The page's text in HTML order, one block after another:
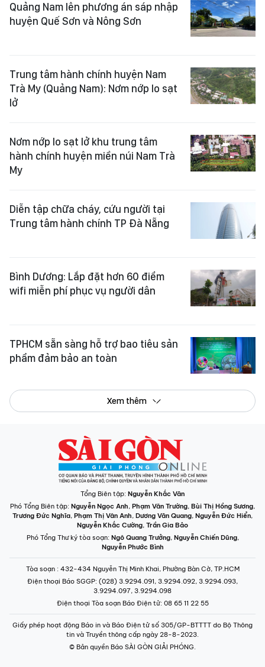
Quảng Nam lên phương án sáp nhập
huyện Quế Sơn và Nông Sơn
Trung tâm hành chính huyện Nam
Trà My (Quảng Nam): Nơm nớp lo sạt
lở
Nơm nớp lo sạt lở khu trung tâm
hành chính huyện miền núi Nam Trà
My
Diễn tập chữa cháy, cứu người tại
Trung tâm hành chính TP Đà Nẵng
Bình Dương: Lắp đặt hơn 60 điểm
wifi miễn phí phục vụ người dân
TPHCM sẵn sàng hỗ trợ bao tiêu sản
phẩm đảm bảo an toàn
Xem thêm
Tổng Biên tập: Nguyễn Khắc Văn
Phó Tổng Biên tập: Nguyễn Ngọc Anh, Phạm Văn Trường, Bùi Thị Hồng Sương,
Trương Đức Nghĩa, Phạm Thị Vân Anh, Dương Văn Quang, Nguyễn Đức Hiển,
Nguyễn Khắc Cường, Trần Gia Bảo
Phó Tổng Thư ký tòa soạn: Ngô Quang Trưởng, Nguyễn Chiến Dũng,
Nguyễn Phước Bình
Tòa soạn : 432-434 Nguyễn Thị Minh Khai, Phường Bàn Cờ, TP.HCM
Điện thoại Báo SGGP: (028) 3.9294.091, 3.9294.092, 3.9294.093,
3.9294.097, 3.9294.098
Điện thoại Tòa soạn Báo Điện tử: 08 65 11 22 55
Giấy phép hoạt động Báo in và Báo Điện tử số 305/GP-BTTTT do Bộ Thông
tin và Truyền thông cấp ngày 28-8-2023.
© Bản quyền Báo SÀI GÒN GIẢI PHÓNG.